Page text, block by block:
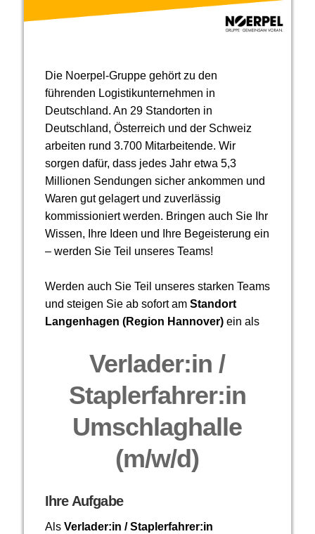
Die Noerpel-Gruppe gehört zu den
führenden Logistikunternehmen in
Deutschland. An 29 Standorten in
Deutschland, Österreich und der Schweiz
arbeiten rund 3.700 Mitarbeitende. Wir
sorgen dafür, dass jedes Jahr etwa 5,3
Millionen Sendungen sicher ankommen und
Waren gut gelagert und zuverlässig
kommissioniert werden. Bringen auch Sie Ihr
Wissen, Ihre Ideen und Ihre Begeisterung ein
– werden Sie Teil unseres Teams!
Werden auch Sie Teil unseres starken Teams
und steigen Sie ab sofort am Standort
Langenhagen (Region Hannover)ein als
Verlader:in /
Staplerfahrer:in
Umschlaghalle
(m/w/d)
Ihre Aufgabe
Als Verlader:in / Staplerfahrer:in